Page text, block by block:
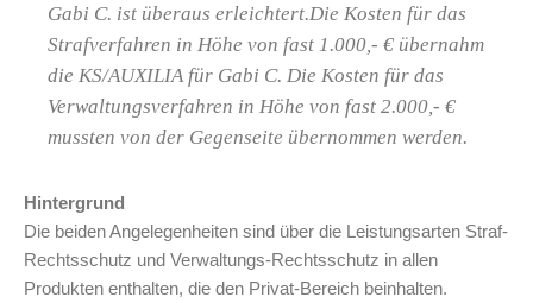
Gabi C. ist überaus erleichtert.Die Kosten für das
Strafverfahren in Höhe von fast 1.000,- € übernahm
die KS/AUXILIA für Gabi C. Die Kosten für das
Verwaltungsverfahren in Höhe von fast 2.000,- €
mussten von der Gegenseite übernommen werden.
Hintergrund
Die beiden Angelegenheiten sind über die Leistungsarten Straf-
Rechtsschutz und Verwaltungs-Rechtsschutz in allen
Produkten enthalten, die den Privat-Bereich beinhalten.